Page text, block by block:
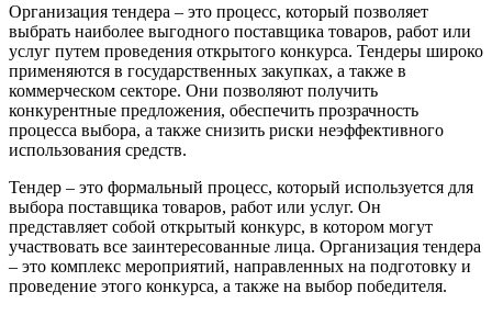
Организация тендера – это процесс, который позволяет
выбрать наиболее выгодного поставщика товаров, работ или
услуг путем проведения открытого конкурса. Тендеры широко
применяются в государственных закупках, а также в
коммерческом секторе. Они позволяют получить
конкурентные предложения, обеспечить прозрачность
процесса выбора, а также снизить риски неэффективного
использования средств.
Тендер – это формальный процесс, который используется для
выбора поставщика товаров, работ или услуг. Он
представляет собой открытый конкурс, в котором могут
участвовать все заинтересованные лица. Организация тендера
– это комплекс мероприятий, направленных на подготовку и
проведение этого конкурса, а также на выбор победителя.